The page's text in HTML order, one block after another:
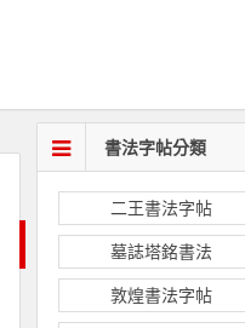
書法字帖分類
二王書法字帖
墓誌塔銘書法
敦煌書法字帖